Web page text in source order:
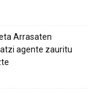
Arrasaten
agente zauritu